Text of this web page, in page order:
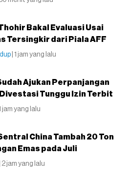
Bakal Evaluasi Usai
Tersingkir dari Piala AFF
| 1 jam yang lalu
Ajukan Perpanjangan
Divestasi Tunggu Izin Terbit
1 jam yang lalu
China Tambah 20 Ton
Emas pada Juli
| 2 jam yang lalu